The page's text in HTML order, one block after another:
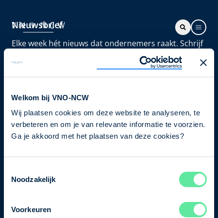
Welkom bij VNO-NCW
Wij plaatsen cookies om deze website te analyseren, te
verbeteren en om je van relevante informatie te voorzien.
Ga je akkoord met het plaatsen van deze cookies?
Noodzakelijk
Voorkeuren
Nieuwsbrief
Elke week hét nieuws dat ondernemers raakt. Schrijf
je nu in voor de VNO-NCW nieuwsbrief.
Schrijf je in
Direct naar
Ons verhaal
Bezuidenhoutseweg 12
T+31 70 349 03 49